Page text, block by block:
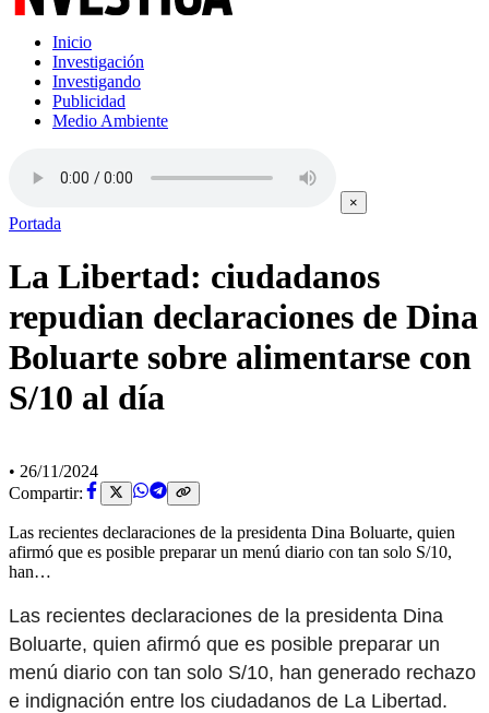
Inicio
Investigación
Investigando
Publicidad
Medio Ambiente
×
Portada
La Libertad: ciudadanos
repudian declaraciones de Dina
Boluarte sobre alimentarse con
S/10 al día
• 26/11/2024
Compartir:
Las recientes declaraciones de la presidenta Dina Boluarte, quien
afirmó que es posible preparar un menú diario con tan solo S/10,
han…
Las recientes declaraciones de la presidenta Dina
Boluarte, quien afirmó que es posible preparar un
menú diario con tan solo S/10, han generado rechazo
e indignación entre los ciudadanos de La Libertad.